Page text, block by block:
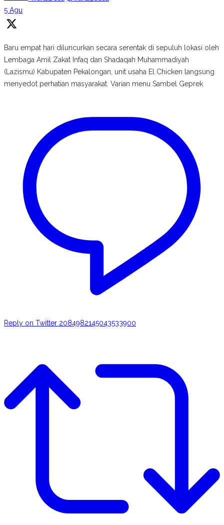
5 Agu
Baru empat hari diluncurkan secara serentak di sepuluh lokasi oleh
Lembaga Amil Zakat Infaq dan Shadaqah Muhammadiyah
(Lazismu) Kabupaten Pekalongan, unit usaha El Chicken langsung
menyedot perhatian masyarakat. Varian menu Sambel Geprek
Reply on Twitter 2084982145043533900